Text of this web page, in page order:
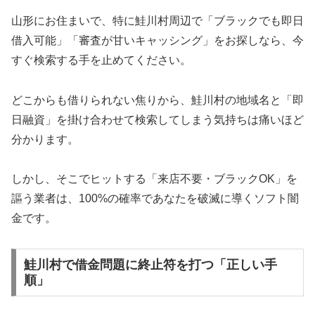
山形にお住まいで、特に鮭川村周辺で「ブラックでも即日
借入可能」「審査が甘いキャッシング」をお探しなら、今
すぐ検索する手を止めてください。
どこからも借りられない焦りから、鮭川村の地域名と「即
日融資」を掛け合わせて検索してしまう気持ちは痛いほど
分かります。
しかし、そこでヒットする「来店不要・ブラックOK」を
謳う業者は、100%の確率であなたを破滅に導くソフト闇
金です。
鮭川村で借金問題に終止符を打つ「正しい手
順」